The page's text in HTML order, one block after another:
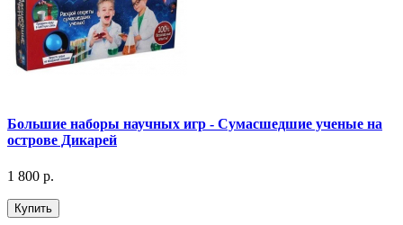
Большие наборы научных игр - Сумасшедшие ученые на
острове Дикарей
1 800 р.
Купить